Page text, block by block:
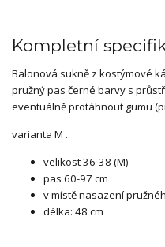
Kompletní
Balonová sukně z kostýmové
pružný pas černé barvy s
eventuálně protáhnout gumu
varianta M .
velikost 36-38 (M)
pas 60-97 cm
v místě nasazení
délka: 48 cm